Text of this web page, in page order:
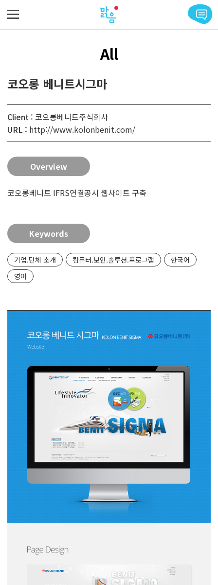
All
코오롱 베니트시그마
Client : 코오롱베니트주식회사
URL : http://www.kolonbenit.com/
Overview
코오롱베니트 IFRS연결공시 웹사이트 구축
Keywords
기업.단체 소개 컴퓨터.보안.솔루션.프로그램
한국어
영어